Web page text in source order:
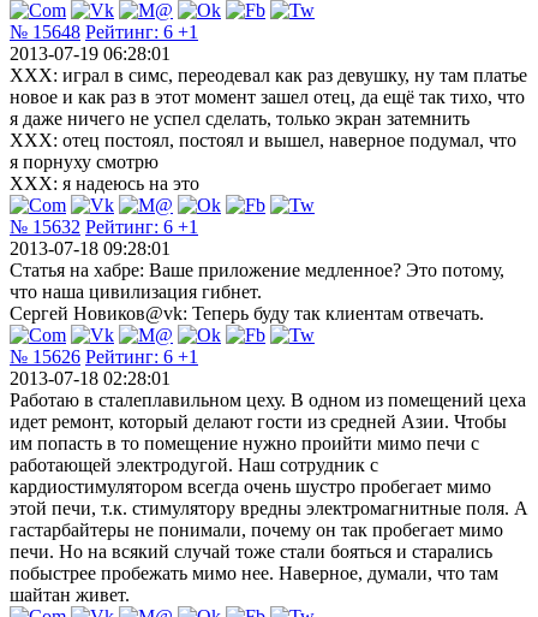
№ 15648 Рейтинг: 6 +1
2013-07-19 06:28:01
ХХХ: играл в симс, переодевал как раз девушку, ну там платье
новое и как раз в этот момент зашел отец, да ещё так тихо, что
я даже ничего не успел сделать, только экран затемнить
ХХХ: отец постоял, постоял и вышел, наверное подумал, что
я порнуху смотрю
ХХХ: я надеюсь на это
№ 15632 Рейтинг: 6 +1
2013-07-18 09:28:01
Статья на хабре: Ваше приложение медленное? Это потому,
что наша цивилизация гибнет.
Сергей Новиков@vk: Теперь буду так клиентам отвечать.
№ 15626 Рейтинг: 6 +1
2013-07-18 02:28:01
Работаю в сталеплавильном цеху. В одном из помещений цеха
идет ремонт, который делают гости из средней Азии. Чтобы
им попасть в то помещение нужно проийти мимо печи с
работающей электродугой. Наш сотрудник с
кардиостимулятором всегда очень шустро пробегает мимо
этой печи, т.к. стимулятору вредны электромагнитные поля. А
гастарбайтеры не понимали, почему он так пробегает мимо
печи. Но на всякий случай тоже стали бояться и старались
побыстрее пробежать мимо нее. Наверное, думали, что там
шайтан живет.